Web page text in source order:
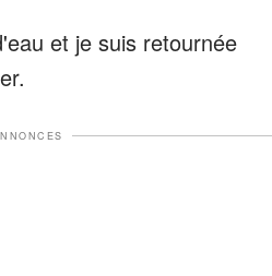
et je suis retournée